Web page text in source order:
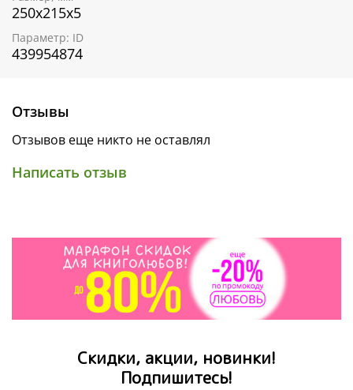
250х215х5
Параметр: ID
439954874
Отзывы
Отзывов еще никто не оставлял
Написать отзыв
Скидки, акции, новинки!
Подпишитесь!